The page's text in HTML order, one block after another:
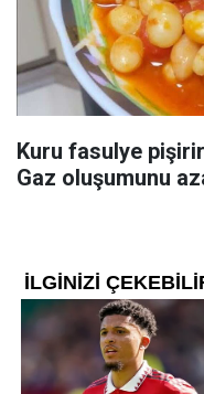
Kuru fasulye
Gaz oluşumunu